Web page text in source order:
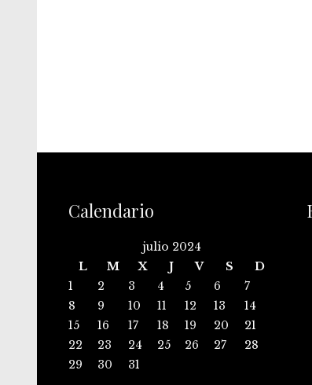
Calendario
julio 2024
L
M X J V S
D
1
2 3 4 5 6
7
8
9 10 11 12 13
14
15
16 17 18 19 20
21
22
23 24 25 26 27
28
29
30 31